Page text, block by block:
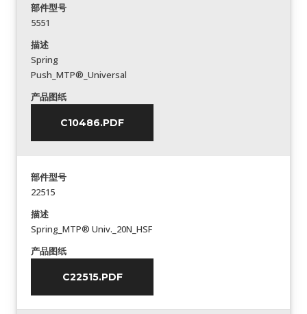
部件型号
5551
描述
Spring
Push_MTP®_Universal
产品图纸
C10486.PDF
部件型号
22515
描述
Spring_MTP® Univ._20N_HSF
产品图纸
C22515.PDF